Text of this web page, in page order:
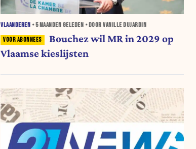
VLAANDEREN •5 MAANDEN GELEDEN • DOOR VANILLE DUJARDIN
Bouchez wil MR in 2029 op
Vlaamse kieslijsten